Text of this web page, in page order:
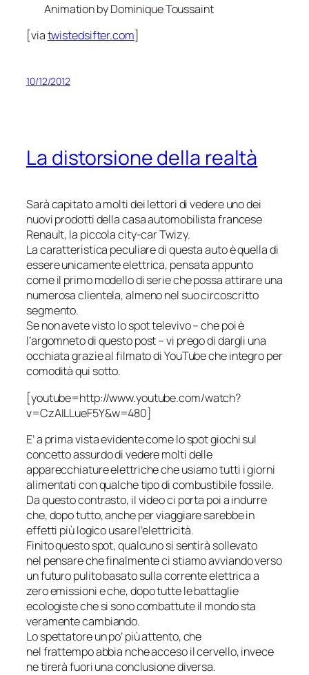
Animation by Dominique Toussaint
[viatwistedsifter.com]
10/12/2012
La distorsione della realtà
Sarà capitato a molti dei lettori di vedere uno dei
nuovi prodotti della casa automobilista francese
Renault, la piccola city-car Twizy.
La caratteristica peculiare di questa auto è quella di
essere unicamente elettrica, pensata appunto
come il primo modello di serie che possa attirare una
numerosa clientela, almeno nel suo circoscritto
segmento.
Se non avete visto lo spot televivo – che poi è
l’argomneto di questo post – vi prego di dargli una
occhiata grazie al filmato di YouTube che integro per
comodità qui sotto.
[youtube=http://www.youtube.com/watch?
v=CzAILLueF5Y&w=480]
E’ a prima vista evidente come lo spot giochi sul
concetto assurdo di vedere molti delle
apparecchiature elettriche che usiamo tutti i giorni
alimentati con qualche tipo di combustibile fossile.
Da questo contrasto, il video ci porta poi a indurre
che, dopo tutto, anche per viaggiare sarebbe in
effetti più logico usare l’elettricità.
Finito questo spot, qualcuno si sentirà sollevato
nel pensare che finalmente ci stiamo avviando verso
un futuro pulito basato sulla corrente elettrica a
zero emissionie che, dopo tutte le battaglie
ecologiste che si sono combattute il mondo sta
veramente cambiando.
Lo spettatore un po’ più attento, che
nel frattempo abbia nche acceso il cervello, invece
ne tirerà fuori una conclusione diversa.